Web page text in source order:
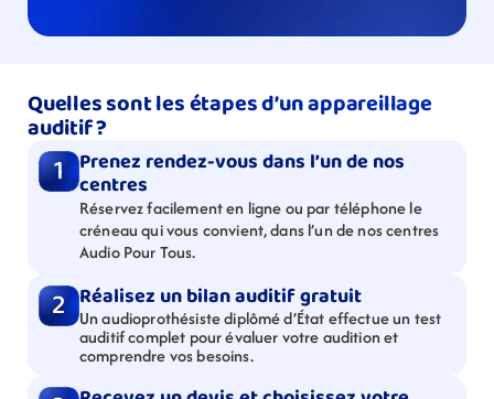
Quelles sont les étapes d’un appareillage
auditif ?
1 Prenez rendez-vous dans l’un de nos
centres
Réservez facilement en ligne ou par téléphone le
créneau qui vous convient, dans l’un de nos centres
Audio Pour Tous.
2 Réalisez un bilan auditif gratuit
Un audioprothésiste diplômé d’État effectue un test
auditif complet pour évaluer votre audition et
comprendre vos besoins.